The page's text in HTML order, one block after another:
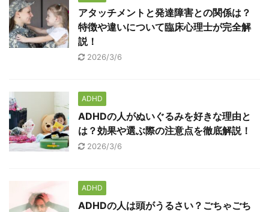
アタッチメントと発達障害との関係は？
特徴や違いについて臨床心理士が完全解
説！
2026/3/6
ADHD
ADHDの人がぬいぐるみを好きな理由と
は？効果や選ぶ際の注意点を徹底解説！
2026/3/6
ADHD
ADHDの人は頭がうるさい？ごちゃごち